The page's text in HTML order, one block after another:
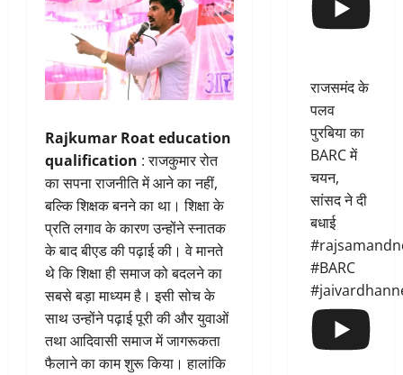
Rajkumar Roat education
qualification : राजकुमार रोत
का सपना राजनीति में आने का नहीं,
बल्कि शिक्षक बनने का था। शिक्षा के
प्रति लगाव के कारण उन्होंने स्नातक
के बाद बीएड की पढ़ाई की। वे मानते
थे कि शिक्षा ही समाज को बदलने का
सबसे बड़ा माध्यम है। इसी सोच के
साथ उन्होंने पढ़ाई पूरी की और युवाओं
तथा आदिवासी समाज में जागरूकता
फैलाने का काम शुरू किया। हालांकि
राजसमंद के
पलव
पुरबिया का
BARC में
चयन,
सांसद ने दी
बधाई
#BARC